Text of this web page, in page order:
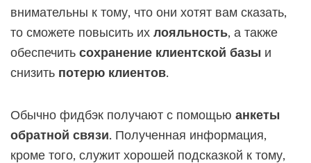
внимательны к тому, что они хотят вам сказать,
то сможете повысить их лояльность, а также
обеспечить сохранение клиентской базы и
снизить потерю клиентов.
Обычно фидбэк получают с помощью анкеты
обратной связи. Полученная информация,
кроме того, служит хорошей подсказкой к тому,